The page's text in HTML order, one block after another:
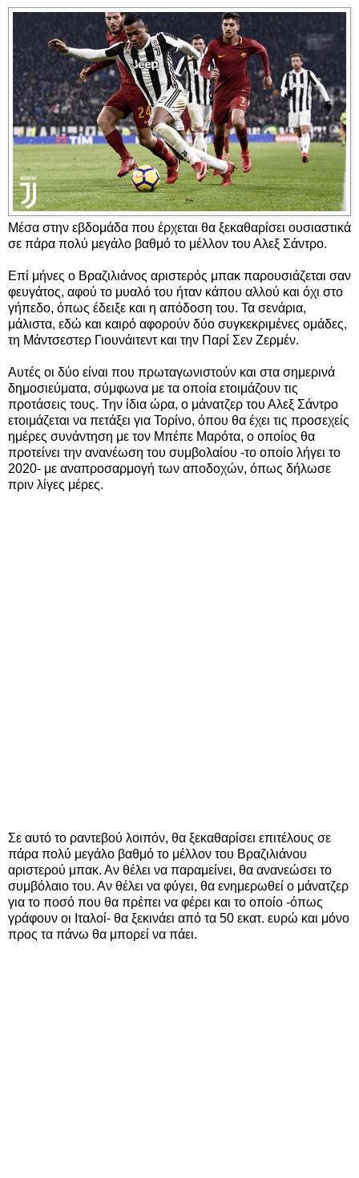
Μέσα στην εβδομάδα που έρχεται θα ξεκαθαρίσει ουσιαστικά
σε πάρα πολύ μεγάλο βαθμό το μέλλον του Αλεξ Σάντρο.
Επί μήνες ο Βραζιλιάνος αριστερός μπακ παρουσιάζεται σαν
φευγάτος, αφού το μυαλό του ήταν κάπου αλλού και όχι στο
γήπεδο, όπως έδειξε και η απόδοση του. Τα σενάρια,
μάλιστα, εδώ και καιρό αφορούν δύο συγκεκριμένες ομάδες,
τη Μάντσεστερ Γιουνάιτεντ και την Παρί Σεν Ζερμέν.
Αυτές οι δύο είναι που πρωταγωνιστούν και στα σημερινά
δημοσιεύματα, σύμφωνα με τα οποία ετοιμάζουν τις
προτάσεις τους. Την ίδια ώρα, ο μάνατζερ του Αλεξ Σάντρο
ετοιμάζεται να πετάξει για Τορίνο, όπου θα έχει τις προσεχείς
ημέρες συνάντηση με τον Μπέπε Μαρότα, ο οποίος θα
προτείνει την ανανέωση του συμβολαίου -το οποίο λήγει το
2020- με αναπροσαρμογή των αποδοχών, όπως δήλωσε
πριν λίγες μέρες.
Σε αυτό το ραντεβού λοιπόν, θα ξεκαθαρίσει επιτέλους σε
πάρα πολύ μεγάλο βαθμό το μέλλον του Βραζιλιάνου
αριστερού μπακ. Αν θέλει να παραμείνει, θα ανανεώσει το
συμβόλαιο του. Αν θέλει να φύγει, θα ενημερωθεί ο μάνατζερ
για το ποσό που θα πρέπει να φέρει και το οποίο -όπως
γράφουν οι Ιταλοί- θα ξεκινάει από τα 50 εκατ. ευρώ και μόνο
προς τα πάνω θα μπορεί να πάει.